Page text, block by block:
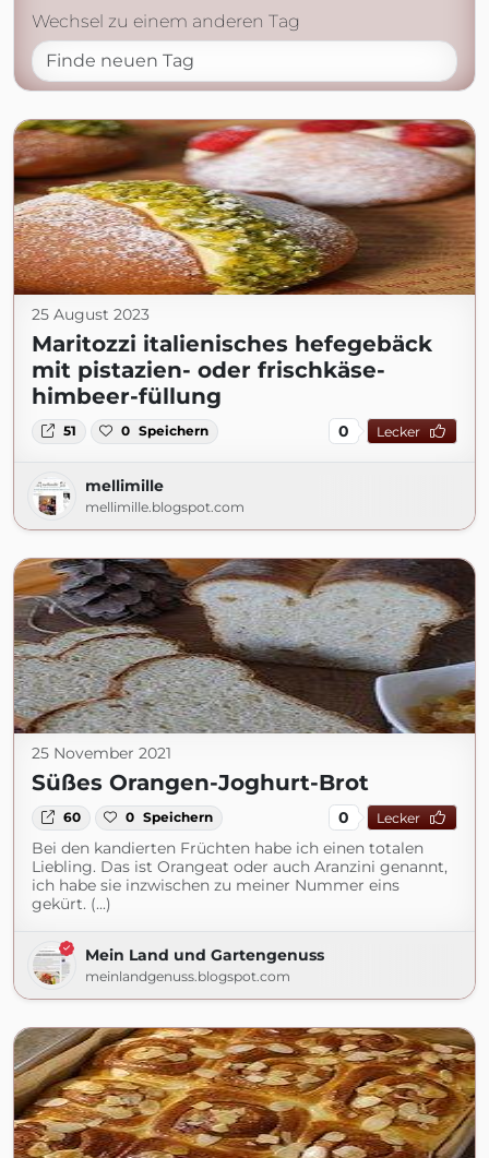
Wechsel zu einem anderen Tag
25 August 2023
Maritozzi italienisches hefegebäck
mit pistazien- oder frischkäse-
himbeer-füllung
51 0 Speichern 0 Lecker
mellimille
mellimille.blogspot.com
25 November 2021
Süßes Orangen-Joghurt-Brot
60 0 Speichern 0 Lecker
Bei den kandierten Früchten habe ich einen totalen
Liebling. Das ist Orangeat oder auch Aranzini genannt,
ich habe sie inzwischen zu meiner Nummer eins
gekürt. (...)
Mein Land und Gartengenuss
meinlandgenuss.blogspot.com